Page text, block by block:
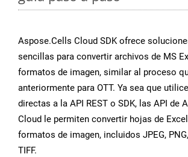
Aspose.Cells Cloud SDK ofrece
sencillas para convertir archivos de MS
formatos de imagen, similar al proceso
anteriormente para OTT. Ya sea que
directas a la API REST o SDK, las API de
Cloud le permiten convertir hojas de
formatos de imagen, incluidos JPEG, PNG,
TIFF.